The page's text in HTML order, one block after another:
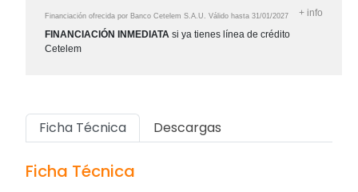
Financiación ofrecida por Banco Cetelem S.A.U. Válido hasta 31/01/2027 + info
FINANCIACIÓN INMEDIATA si ya tienes línea de crédito
Cetelem
Ficha Técnica Descargas
Ficha Técnica